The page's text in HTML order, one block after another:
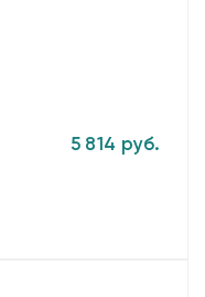
5 814 руб.